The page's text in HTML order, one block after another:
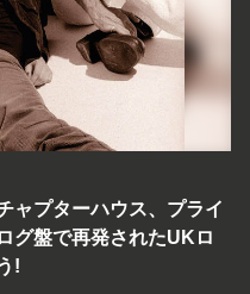
ャプターハウス、プライ
盤で再発されたUKロ
!